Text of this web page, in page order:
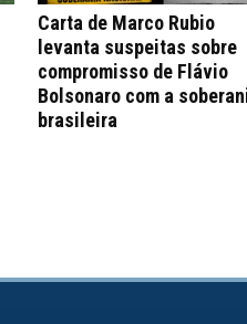
Carta de Marco Rubio
levanta suspeitas sobre
compromisso de Flávio
Bolsonaro com a
brasileira